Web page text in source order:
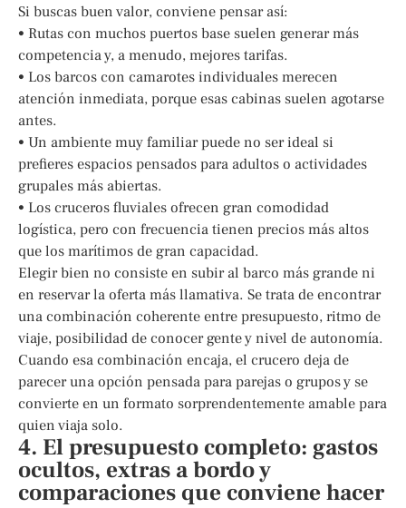
Si buscas buen valor, conviene pensar así:
• Rutas con muchos puertos base suelen generar más
competencia y, a menudo, mejores tarifas.
• Los barcos con camarotes individuales merecen
atención inmediata, porque esas cabinas suelen agotarse
antes.
• Un ambiente muy familiar puede no ser ideal si
prefieres espacios pensados para adultos o actividades
grupales más abiertas.
• Los cruceros fluviales ofrecen gran comodidad
logística, pero con frecuencia tienen precios más altos
que los marítimos de gran capacidad.
Elegir bien no consiste en subir al barco más grande ni
en reservar la oferta más llamativa. Se trata de encontrar
una combinación coherente entre presupuesto, ritmo de
viaje, posibilidad de conocer gente y nivel de autonomía.
Cuando esa combinación encaja, el crucero deja de
parecer una opción pensada para parejas o grupos y se
convierte en un formato sorprendentemente amable para
quien viaja solo.
4. El presupuesto completo: gastos
ocultos, extras a bordo y
comparaciones que conviene hacer